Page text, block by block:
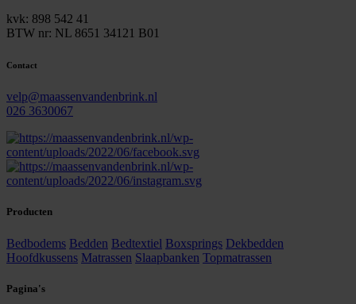
kvk: 898 542 41
BTW nr: NL 8651 34121 B01
Contact
velp@maassenvandenbrink.nl
026 3630067
Producten
Bedbodems Bedden Bedtextiel Boxsprings Dekbedden
Hoofdkussens Matrassen Slaapbanken Topmatrassen
Pagina's